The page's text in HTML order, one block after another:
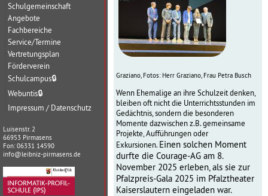
Schulgemeinschaft
Angebote
Fachbereiche
Service/Termine
Vertretungsplan
Förderverein
Schulcampus🔒
Webuntis🔒
Impressum / Datenschutz
Luisenstr. 2
66953 Pirmasens
Fon: 06331 14590
info@leibniz-pirmasens.de
Graziano, Fotos: Herr Graziano, Frau Petra Busch
Wenn Ehemalige an ihre Schulzeit denken,
bleiben oft nicht die Unterrichtsstunden im
Gedächtnis, sondern die besonderen
Momente dazwischen z.B. gemeinsame
Projekte, Aufführungen oder
Exkursionen. Einen solchen Moment
durfte die Courage-AG am 8.
November 2025 erleben, als sie zur
Pfalzpreis-Gala 2025 im Pfalztheater
Kaiserslautern eingeladen war.